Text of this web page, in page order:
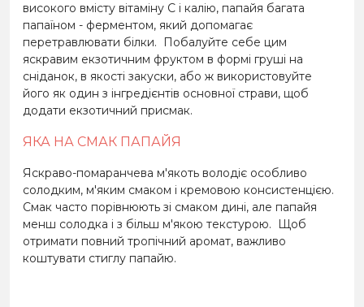
високого вмісту вітаміну С і калію, папайя багата
папаїном - ферментом, який допомагає
перетравлювати білки.
Побалуйте себе цим
яскравим екзотичним фруктом в формі груші на
сніданок, в якості закуски, або ж використовуйте
його як один з інгредієнтів основної страви, щоб
додати екзотичний присмак.
ЯКА НА СМАК ПАПАЙЯ
Яскраво-помаранчева м'якоть володіє особливо
солодким, м'яким смаком і кремовою консистенцією.
Смак часто порівнюють зі смаком дині, але папайя
менш солодка і з більш м'якою текстурою.
Щоб
отримати повний тропічний аромат, важливо
коштувати стиглу папайю.